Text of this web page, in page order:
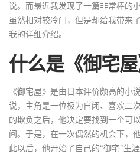
说。而最近我发现了一篇非常棒
虽然相对较冷门，但是却给我带来
我的详细介绍。
什么是《御宅
《御宅屋》是由日本评价颇高的小
说，主角是一位极为自闭、喜欢二
的欺负之后，他决定要找到一个可
间。于是，在一次偶然的机会下，
此以后，他开始了自己的“御宅”生涯